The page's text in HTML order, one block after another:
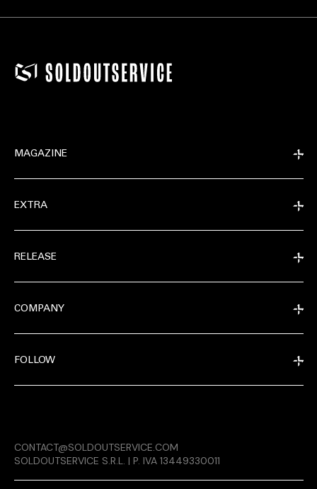
RELEASE
MAGAZINE
EXTRA
RELEASE
COMPANY
FOLLOW
CONTACT@SOLDOUTSERVICE.COM
SOLDOUTSERVICE S.R.L. | P. IVA 13449330011